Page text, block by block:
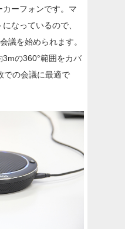
カーフォンです。マ
なっているので、
議を始められます。
の360°範囲をカバ
での会議に最適で